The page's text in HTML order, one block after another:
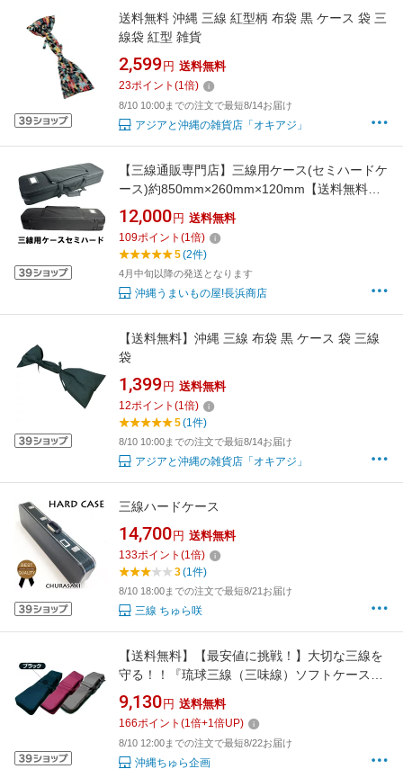
送料無料 沖縄 三線 紅型柄 布袋 黒 ケース 袋 三
線袋 紅型 雑貨
2,599 円 送料無料
23ポイント (1倍)
8/10 10:00までの注文で最短8/14お届け
アジアと沖縄の雑貨店「オキアジ」
【三線通販専門店】三線用ケース(セミハードケ
ース)約850mm×260mm×120mm【送料無料】
黒のみとなります
12,000 円 送料無料
109ポイント (1倍)
5(2件)
4月中旬以降の発送となります
沖縄うまいもの屋!長浜商店
【送料無料】沖縄 三線 布袋 黒 ケース 袋 三線
袋
1,399 円 送料無料
12ポイント (1倍)
5(1件)
8/10 10:00までの注文で最短8/14お届け
アジアと沖縄の雑貨店「オキアジ」
三線ハードケース
14,700 円 送料無料
133ポイント (1倍)
3(1件)
8/10 18:00までの注文で最短8/21お届け
三線 ちゅら咲
【送料無料】【最安値に挑戦！】大切な三線を
守る！！『琉球三線（三味線）ソフトケース
♪（カラー：ブラック）』（リュック式肩掛
け）
9,130 円 送料無料
166ポイント (1倍+1倍UP)
8/10 12:00までの注文で最短8/22お届け
沖縄ちゅら企画